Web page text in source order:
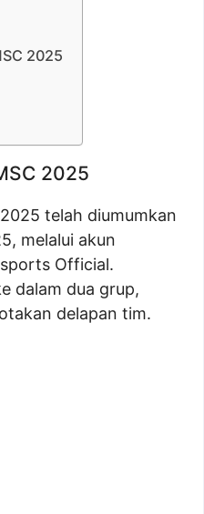
2025
2025
telah diumumkan
melalui akun
Official.
dalam dua grup,
delapan tim.